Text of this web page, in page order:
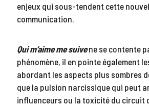
enjeux qui sous-tendent cette
communication.
Qui m’aime me suivene se contente
phénomène, il en pointe également
abordant les aspects plus sombres
que la pulsion narcissique qui peut
influenceurs ou la toxicité du circuit